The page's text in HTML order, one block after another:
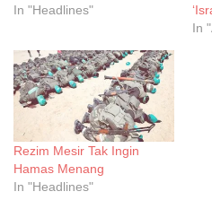
In "Headlines"
In
Rezim Mesir Tak Ingin
Hamas Menang
In "Headlines"